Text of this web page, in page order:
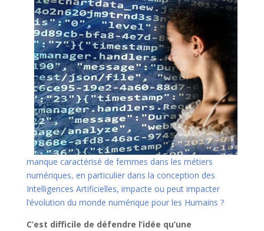
manque caractérisé de femmes dans les métiers
numériques, en particulier dans la conception des
Intelligences Artificielles, impacte ou peut impacter
l’évolution du monde numérique pour les Humains ?
C’est difficile de défendre l’idée qu’une